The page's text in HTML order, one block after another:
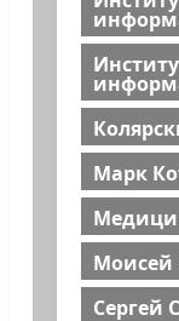
Марк
Сергей